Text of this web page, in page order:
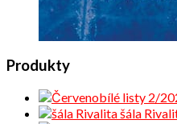
Produkty
šála